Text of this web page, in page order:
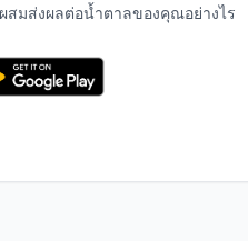
สมส่งผลต่อน้ำตาลของคุณอย่างไร